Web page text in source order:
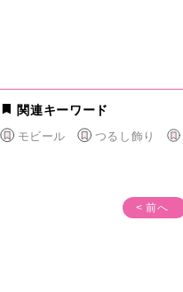
関連キーワード
モビール つるし飾り
< 前へ